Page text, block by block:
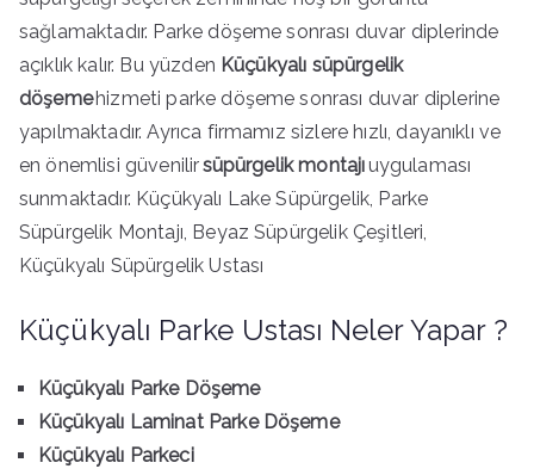
sağlamaktadır. Parke döşeme sonrası duvar diplerinde
açıklık kalır. Bu yüzden Küçükyalı süpürgelik
döşemehizmeti parke döşeme sonrası duvar diplerine
yapılmaktadır. Ayrıca firmamız sizlere hızlı, dayanıklı ve
en önemlisi güvenilirsüpürgelik montajıuygulaması
sunmaktadır. Küçükyalı Lake Süpürgelik, Parke
Süpürgelik Montajı, Beyaz Süpürgelik Çeşitleri,
Küçükyalı Süpürgelik Ustası
Küçükyalı Parke Ustası Neler Yapar ?
Küçükyalı Parke Döşeme
Küçükyalı Laminat Parke Döşeme
Küçükyalı Parkeci